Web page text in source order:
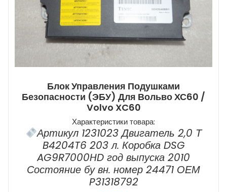
Блок Управления Подушками
Безопасности (ЭБУ) Для Вольво ХС60 /
Volvo XC60
Характеристики товара:
Артикул 1231023 Двигатель 2,0 Т
B4204T6 203 л. Коробка DSG
AG9R7000HD год выпуска 2010
Состояние бу вн. номер 24471 ОЕМ
P31318792